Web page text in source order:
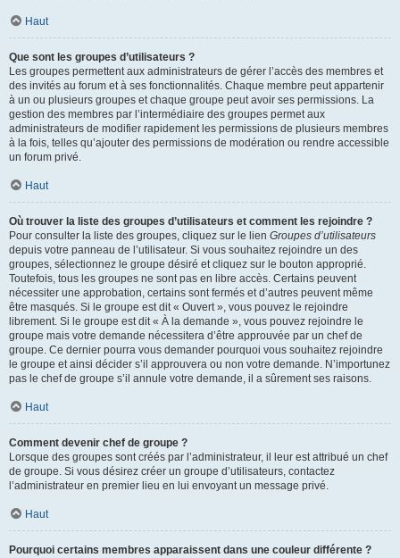
Haut
Que sont les groupes d’utilisateurs ?
Les groupes permettent aux administrateurs de gérer l’accès des membres et
des invités au forum et à ses fonctionnalités. Chaque membre peut appartenir
à un ou plusieurs groupes et chaque groupe peut avoir ses permissions. La
gestion des membres par l’intermédiaire des groupes permet aux
administrateurs de modifier rapidement les permissions de plusieurs membres
à la fois, telles qu’ajouter des permissions de modération ou rendre accessible
un forum privé.
Haut
Où trouver la liste des groupes d’utilisateurs et comment les rejoindre ?
Pour consulter la liste des groupes, cliquez sur le lien Groupes d’utilisateurs
depuis votre panneau de l’utilisateur. Si vous souhaitez rejoindre un des
groupes, sélectionnez le groupe désiré et cliquez sur le bouton approprié.
Toutefois, tous les groupes ne sont pas en libre accès. Certains peuvent
nécessiter une approbation, certains sont fermés et d’autres peuvent même
être masqués. Si le groupe est dit « Ouvert », vous pouvez le rejoindre
librement. Si le groupe est dit « À la demande », vous pouvez rejoindre le
groupe mais votre demande nécessitera d’être approuvée par un chef de
groupe. Ce dernier pourra vous demander pourquoi vous souhaitez rejoindre
le groupe et ainsi décider s’il approuvera ou non votre demande. N’importunez
pas le chef de groupe s’il annule votre demande, il a sûrement ses raisons.
Haut
Comment devenir chef de groupe ?
Lorsque des groupes sont créés par l’administrateur, il leur est attribué un chef
de groupe. Si vous désirez créer un groupe d’utilisateurs, contactez
l’administrateur en premier lieu en lui envoyant un message privé.
Haut
Pourquoi certains membres apparaissent dans une couleur différente ?